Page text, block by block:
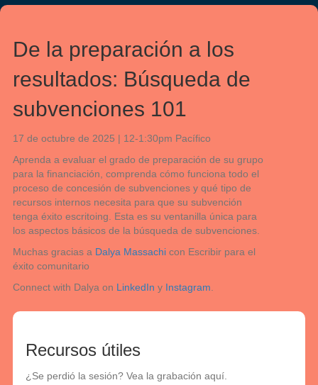
De la preparación a los
resultados: Búsqueda de
subvenciones 101
17 de octubre de 2025 | 12-1:30pm Pacífico
Aprenda a evaluar el grado de preparación de su grupo
para la financiación, comprenda cómo funciona todo el
proceso de concesión de subvenciones y qué tipo de
recursos internos necesita para que su subvención
tenga éxito escritoing. Esta es su ventanilla única para
los aspectos básicos de la búsqueda de subvenciones.
Muchas gracias a Dalya Massachi con Escribir para el
éxito comunitario
Connect with Dalya on LinkedIn y Instagram
Recursos útiles
¿Se perdió la sesión? Vea la grabación aquí.